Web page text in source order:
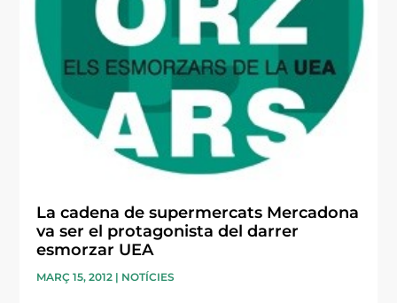
La cadena de supermercats Mercadona
va ser el protagonista del darrer
esmorzar UEA
MARÇ 15, 2012 | NOTÍCIES